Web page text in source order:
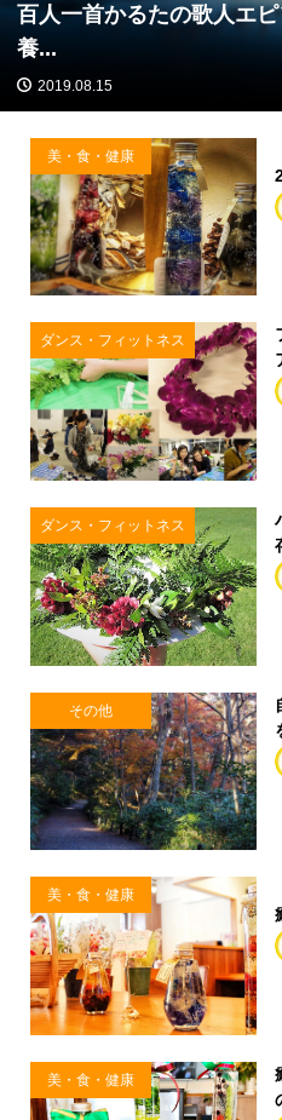
百人一首かるたの歌人エ
養...
2019.08.15
美・食・健康
ダンス・フィットネス
ダンス・フィットネス
その他
美・食・健康
美・食・健康